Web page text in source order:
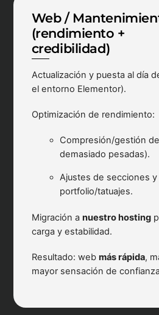
Web /
(rendimiento +
credibilidad)
Actualización y puesta al día
el entorno Elementor).
Optimización de rendimiento:
Compresión/gestión
demasiado pesadas).
Ajustes de secciones
portfolio/tatuajes.
Migración a nuestro hosting
carga y estabilidad.
Resultado: web más rápida,
mayor sensación de